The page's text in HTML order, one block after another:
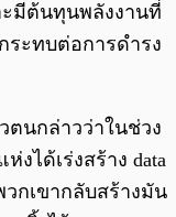
ะมีต้นทุนพลังงานที่
ะทบต่อการดำรง
ตนกล่าวว่าในช่วง
ได้เร่งสร้าง data
วกเขากลับสร้างมัน